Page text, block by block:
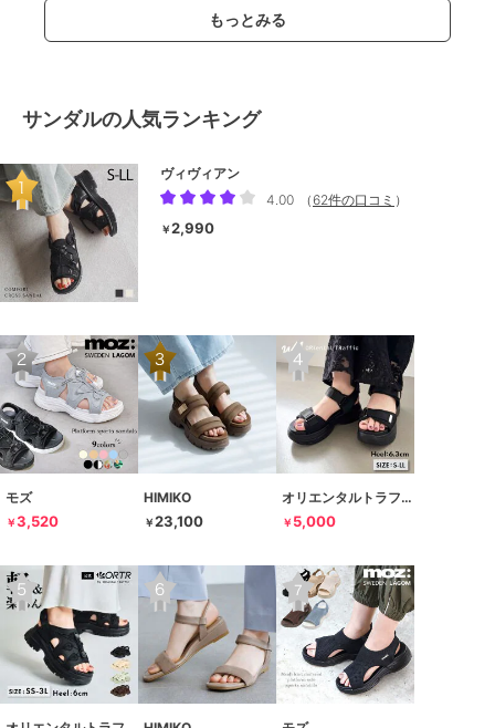
もっとみる
サンダルの人気ランキング
ヴィヴィアン
4.00
（62件の口コミ ）
￥2,990
モズ
￥3,520
HIMIKO
￥23,100
オリエンタルトラフィック
￥ 5,000